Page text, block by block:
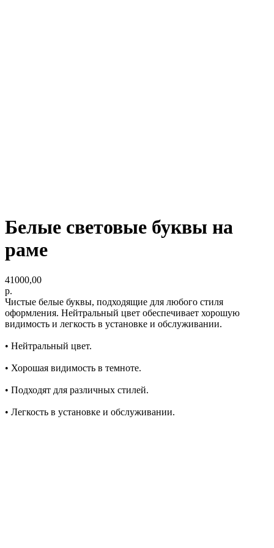
Белые световые буквы на
раме
41000,00
р.
Чистые белые буквы, подходящие для любого стиля
оформления. Нейтральный цвет обеспечивает хорошую
видимость и легкость в установке и обслуживании.
• Нейтральный цвет.
• Хорошая видимость в темноте.
• Подходят для различных стилей.
• Легкость в установке и обслуживании.